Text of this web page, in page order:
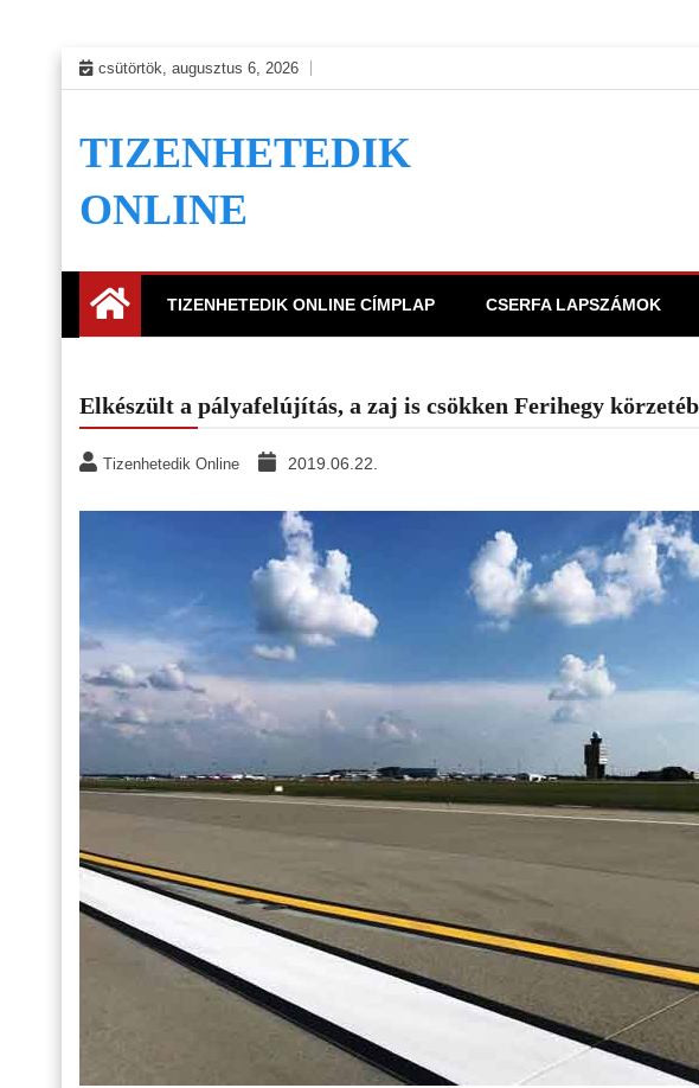
Skip
to
csütörtök, augusztus 6, 2026
TIZENHETEDIK
ONLINE
TIZENHETEDIK ONLINE CÍMPLAP CSERFA LAPSZÁMOK
Elkészült a pályafelújítás, a zaj is csökken Ferihegy
Tizenhetedik Online 2019.06.22.